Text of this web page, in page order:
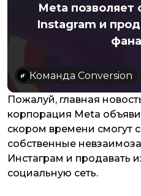
Meta позволяет
Instagram и
Команда Conversion
Пожалуй, главная
корпорация Meta
скором времени смогут
собственные
Инстаграм и продавать
социальную сеть.